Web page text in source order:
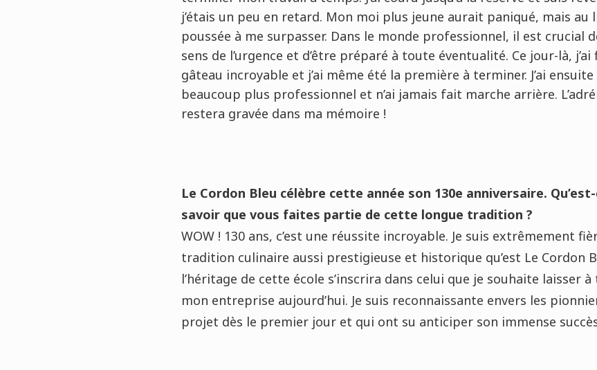
j’étais un peu en retard. Mon moi plus jeune aurait paniqué, mais au
poussée à me surpasser. Dans le monde professionnel, il est crucial
sens de l’urgence et d’être préparé à toute éventualité. Ce jour-là,
gâteau incroyable et j’ai même été la première à terminer. J’ai
beaucoup plus professionnel et n’ai jamais fait marche arrière.
restera gravée dans ma mémoire !
Le Cordon Bleu célèbre cette année son 130e anniversaire.
savoir que vous faites partie de cette longue tradition ?
WOW ! 130 ans, c’est une réussite incroyable. Je suis extrêmement
tradition culinaire aussi prestigieuse et historique qu’est Le Cordon
l’héritage de cette école s’inscrira dans celui que je souhaite laisser
mon entreprise aujourd’hui. Je suis reconnaissante envers les
projet dès le premier jour et qui ont su anticiper son immense